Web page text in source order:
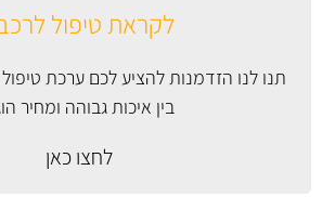
לקראת טיפול
תנו לנו הזדמנות להציע לכם ערכת
בין איכות גבוהה ומחיר
לחצו כאן